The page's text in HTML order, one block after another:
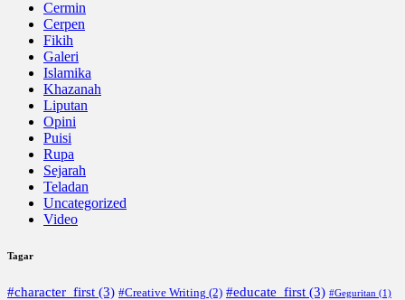
Cermin
Cerpen
Fikih
Galeri
Islamika
Khazanah
Liputan
Opini
Puisi
Rupa
Sejarah
Teladan
Uncategorized
Video
Tagar
#character_first (3) #Creative Writing (2) #educate_first (3) #Geguritan (1)